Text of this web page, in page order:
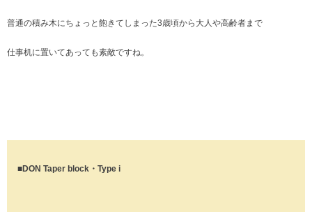
普通の積み木にちょっと飽きてしまった3歳頃から大人や高齢者まで
仕事机に置いてあっても素敵ですね。
■DON Taper block・Type i